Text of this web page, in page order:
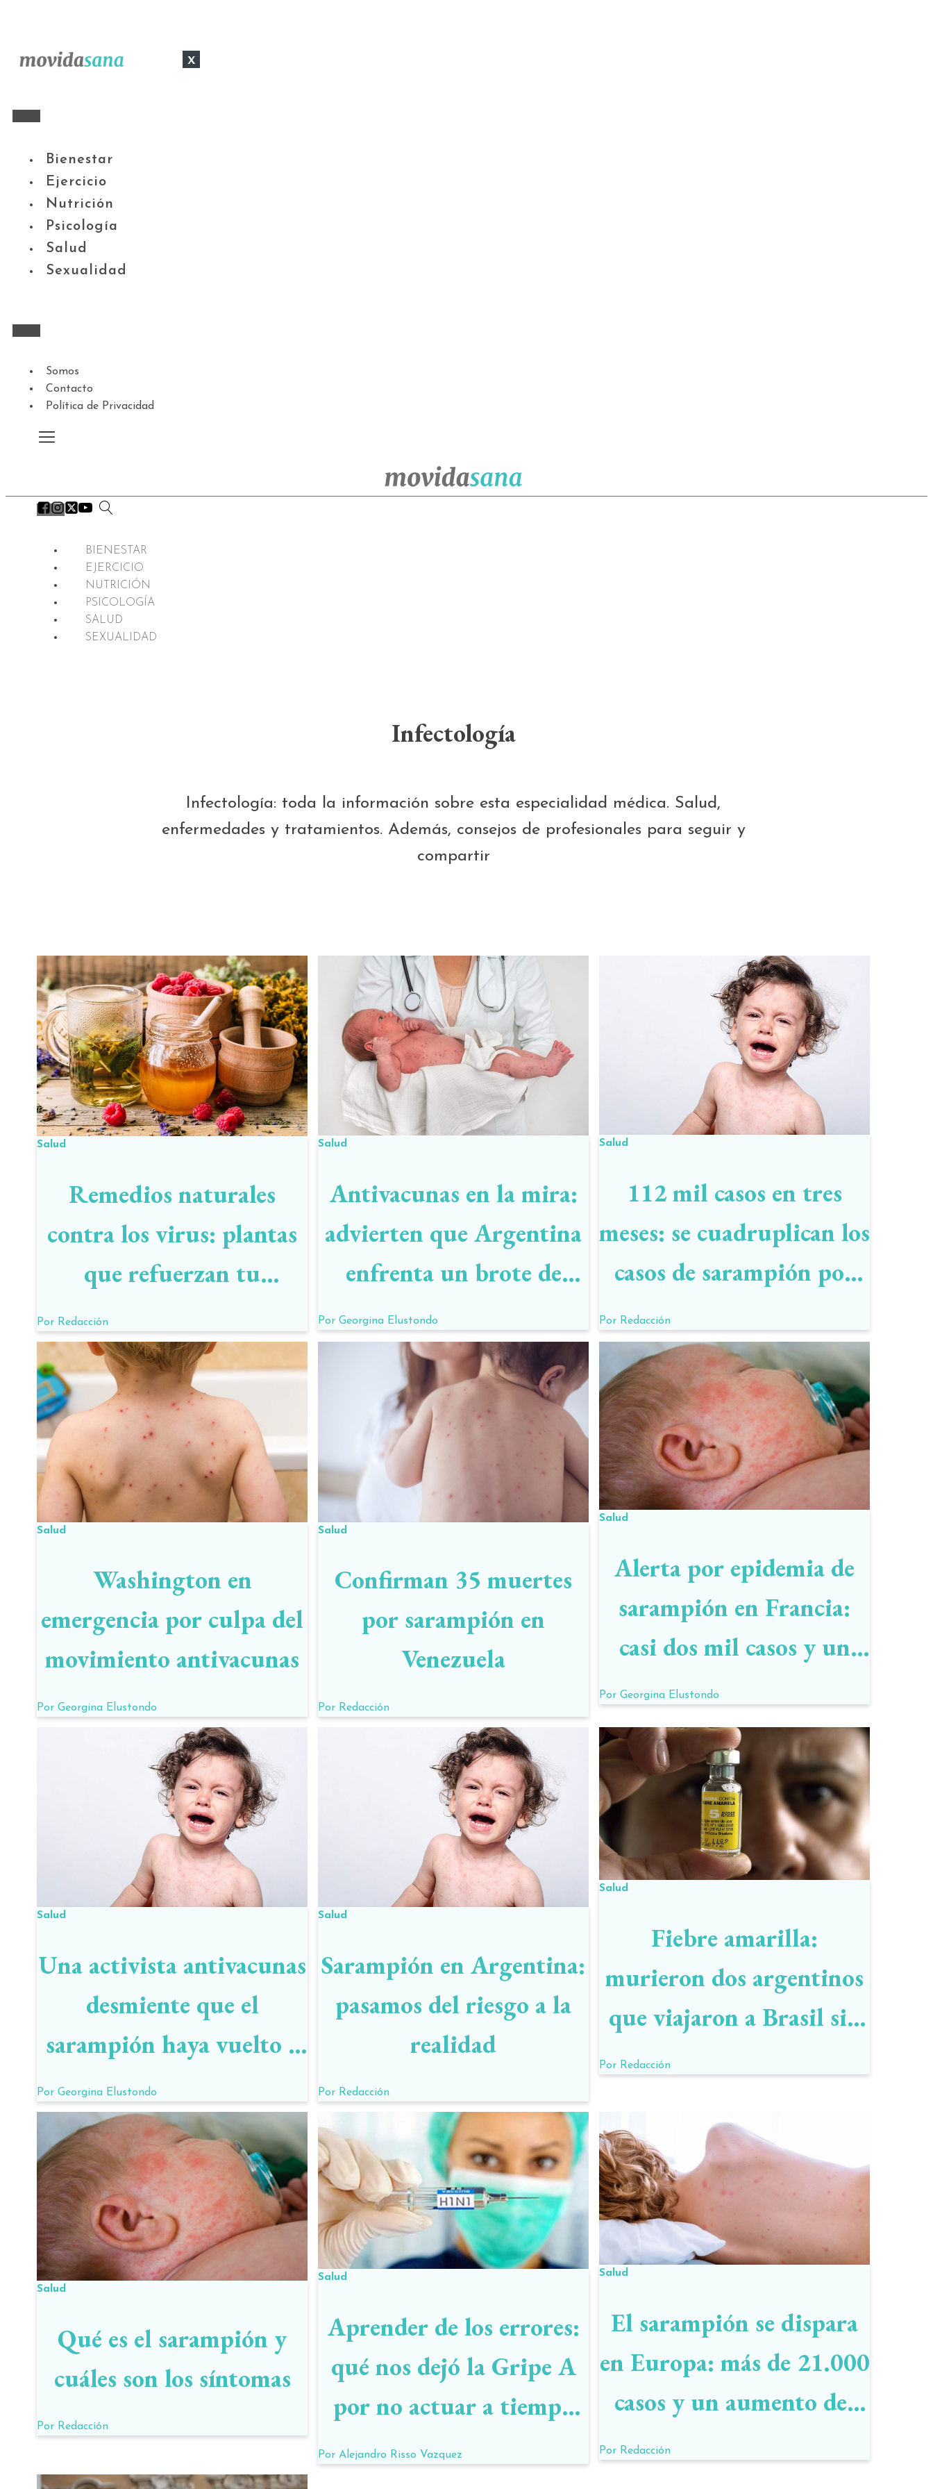
x
Bienestar
Ejercicio
Nutrición
Psicología
Salud
Sexualidad
Somos
Contacto
Política de Privacidad
BIENESTAR
EJERCICIO
NUTRICIÓN
PSICOLOGÍA
SALUD
SEXUALIDAD
Infectología
Infectología: toda la información sobre esta especialidad médica. Salud,
enfermedades y tratamientos. Además, consejos de profesionales para seguir y
compartir
Salud
Remedios naturales
contra los virus: plantas
que refuerzan tu
Por Redacción
Salud
Antivacunas en la mira:
advierten que Argentina
enfrenta un brote de
sarampión
Por Georgina Elustondo
Salud
112 mil casos en tres
meses: se cuadruplican los
casos de sarampión por
los antivacunas
Por Redacción
Salud
Washington en
emergencia por culpa del
movimiento antivacunas
Por Georgina Elustondo
Salud
Confirman 35 muertes
por sarampión en
Venezuela
Por Redacción
Salud
Alerta por epidemia de
sarampión en Francia:
casi dos mil casos y un
muerto
Por Georgina Elustondo
Salud
Una activista antivacunas
desmiente que el
sarampión haya vuelto a
América
Por Georgina Elustondo
Salud
Sarampión en Argentina:
pasamos del riesgo a la
realidad
Por Redacción
Salud
Fiebre amarilla:
murieron dos argentinos
que viajaron a Brasil sin
vacuna y hay un joven
Por Redacción
Salud
Qué es el sarampión y
cuáles son los síntomas
Por Redacción
Salud
Aprender de los errores:
qué nos dejó la Gripe A
por no actuar a tiempo
en 2009
Por Alejandro Risso Vazquez
Salud
El sarampión se dispara
en Europa: más de 21.000
casos y un aumento del
400% en un año
Por Redacción